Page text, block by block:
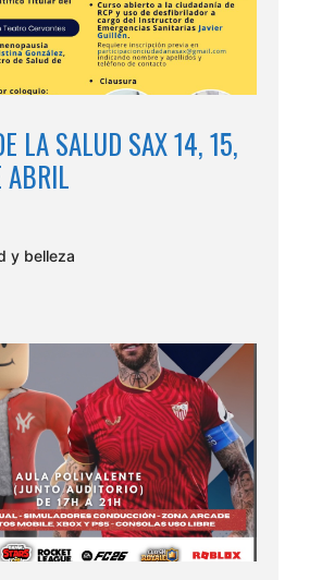
LA SALUD SAX 14, 15,
ABRIL
y belleza